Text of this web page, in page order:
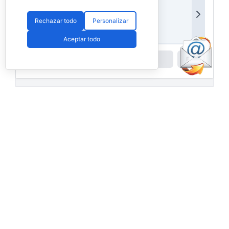
Rechazar todo Personalizar
Aceptar todo